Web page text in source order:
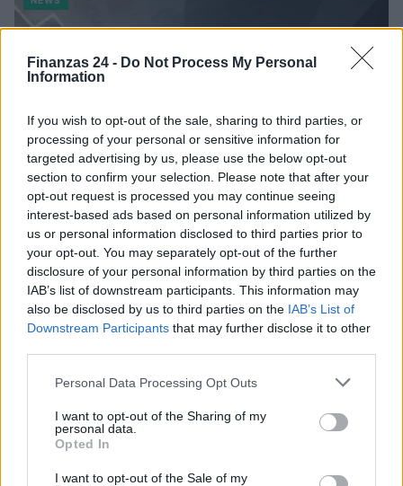
Finanzas 24 - Do Not Process My Personal
Information
If you wish to opt-out of the sale, sharing to third parties, or
processing of your personal or sensitive information for
targeted advertising by us, please use the below opt-out
section to confirm your selection. Please note that after your
opt-out request is processed you may continue seeing
interest-based ads based on personal information utilized by
us or personal information disclosed to third parties prior to
your opt-out. You may separately opt-out of the further
disclosure of your personal information by third parties on the
IAB’s list of downstream participants. This information may
also be disclosed by us to third parties on the IAB’s List of
Downstream Participants that may further disclose it to other
Please note that this website/app uses one or more Google
not limited to your visit or usage behaviour. You may click to
grant or deny consent to Google and its third-party tags to
use your data for below specified purposes in below Google
consent section.
Personal Data Processing Opt Outs
I want to opt-out of the Sharing of my
personal data.
Opted In
I want to opt-out of the Sale of my
Brent cae un 8.3% y arrastra a las materias primas en agosto
Lucía Herrera · 6 Ago 2026
CRIPTOMONEDAS